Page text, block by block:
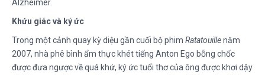
Alzheimer.
Khứu giác và ký ức
Trong một cảnh quay kỳ diệu gần cuối bộ phim Ratatouillenăm
2007, nhà phê bình ẩm thực khét tiếng Anton Ego bỗng chốc
được đưa ngược về quá khứ, ký ức tuổi thơ của ông được khơi dậy